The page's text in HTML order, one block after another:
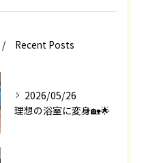
Recent Posts
2026/05/26
理想の浴室に変身🏡🌟